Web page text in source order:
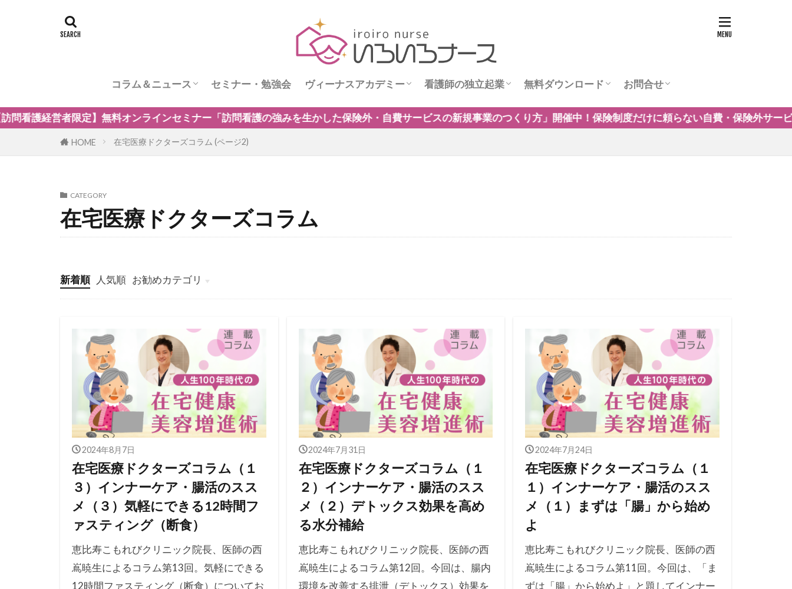
コラム＆ニュース
訪問看護のケア内容
訪問看護の管理者の役割
訪問看護のリスク管理
訪問看護の加算
訪問看護とナーシングホーム
訪問看護の自費・保険外サービス
訪問看護師のウェルビーング
小児の訪問看護
精神科訪問看護
訪問看護の法律
訪問看護師のマネジメント
セミナー・勉強会 ヴィーナスアカデミー
ヴィーナスニュース
看護師の独立起業
看護師独立インタビュー
無料ダウンロード
営業チラシテンプレート
訪問看護お役立ち資料
訪問看護の商圏調査
お問合せ
運営会社
ナー「訪問看護の強みを生かした保険外・自費サービスの新規事業のつくり方」開催中！保険制度だけに頼らない自費・保険外サービスの事例や導入の考え方を解説します
HOME 在宅医療ドクターズコラム (ページ2)
CATEGORY
在宅医療ドクターズコラム
新着順 人気順 お勧めカテゴリ
看護師独立インタビュー
看護師の独立起業
訪問看護師のマネジメント
訪問看護師の採用
訪問看護とナーシングホーム
2024年8月7日
在宅医療ドクターズコラム（１
３）インナーケア・腸活のスス
メ（３）気軽にできる12時間フ
ァスティング（断食）
恵比寿こもれびクリニック院長、医師の西
嶌暁生によるコラム第13回。気軽にできる
12時間ファスティング（断食）についてお
2024年7月31日
在宅医療ドクターズコラム（１
２）インナーケア・腸活のスス
メ（２）デトックス効果を高め
る水分補給
恵比寿こもれびクリニック院長、医師の西
嶌暁生によるコラム第12回。今回は、腸内
環境を改善する排泄（デトックス）効果を
2024年7月24日
在宅医療ドクターズコラム（１
１）インナーケア・腸活のスス
メ（１）まずは「腸」から始め
よ
恵比寿こもれびクリニック院長、医師の西
嶌暁生によるコラム第11回。今回は、「ま
ずは「腸」から始めよ」と題してインナー